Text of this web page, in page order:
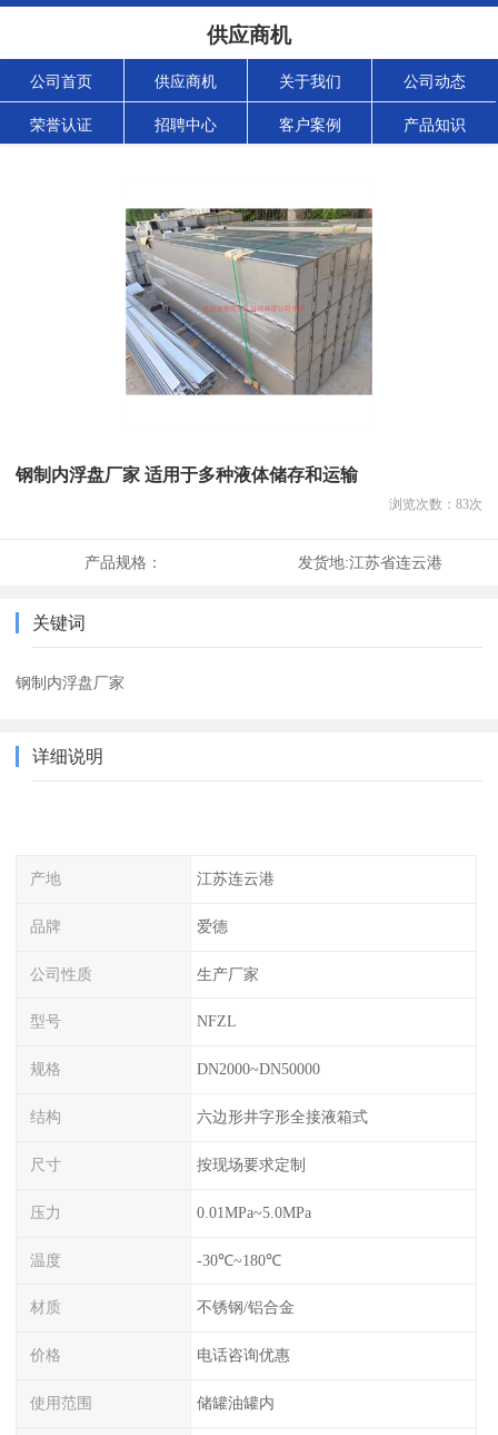
供应商机
公司首页 供应商机 关于我们 公司动态
荣誉认证 招聘中心 客户案例 产品知识
钢制内浮盘厂家 适用于多种液体储存和运输
浏览次数： 83次
产品规格： 发货地:江苏省连云港
关键词
钢制内浮盘厂家
详细说明
产地 江苏连云港
品牌 爱德
公司性质 生产厂家
型号 NFZL
规格 DN2000~DN50000
结构 六边形井字形全接液箱式
尺寸 按现场要求定制
压力 0.01MPa~5.0MPa
温度 -30℃~180℃
材质 不锈钢/铝合金
价格 电话咨询优惠
使用范围 储罐油罐内